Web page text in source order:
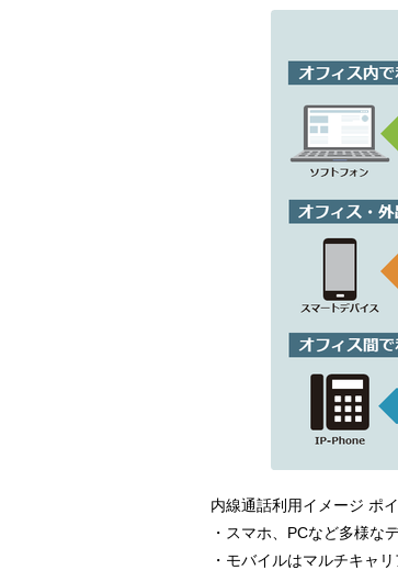
内線通話利用イメージ ポ
・スマホ、PCなど多様な
・モバイルはマルチキャ